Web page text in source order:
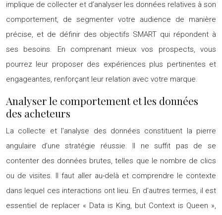
implique de collecter et d’analyser les données relatives à son
comportement, de segmenter votre audience de manière
précise, et de définir des objectifs SMART qui répondent à
ses besoins. En comprenant mieux vos prospects, vous
pourrez leur proposer des expériences plus pertinentes et
engageantes, renforçant leur relation avec votre marque.
Analyser le comportement et les données
des acheteurs
La collecte et l’analyse des données constituent la pierre
angulaire d’une stratégie réussie. Il ne suffit pas de se
contenter des données brutes, telles que le nombre de clics
ou de visites. Il faut aller au-delà et comprendre le contexte
dans lequel ces interactions ont lieu. En d’autres termes, il est
essentiel de replacer « Data is King, but Context is Queen »,